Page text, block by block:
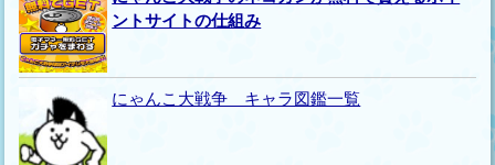
ントサイトの仕組み
にゃんこ大戦争 キャラ図鑑一覧